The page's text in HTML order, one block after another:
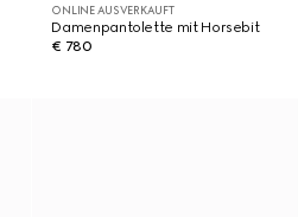
ONLINE AUSVERKAUFT
Damenpantolette mit Horsebit
€ 780